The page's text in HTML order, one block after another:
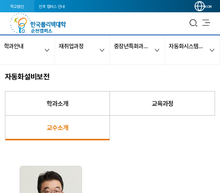
학교법인 전국 캠퍼스 안내 KOR
학과안내 재취업과정 중장년특화과정(집중) 자동화시스템정비(자동화설비보전)
자동화설비보전
학과소개 교육과정
교수소개